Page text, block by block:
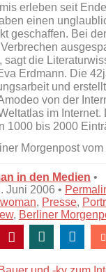
erleben seit
einen
geschaffen. Bei
sagt die
Erdmann. Die
und
von der
im Internet.
1000 bis 2000
Morgenpost
in den Medien •
Juni 2006 •
, Presse,
, Berliner